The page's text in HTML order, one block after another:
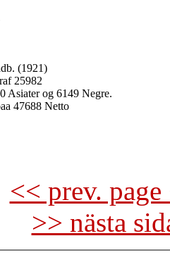
(1921)
25982
Asiater og 6149 Negre.
47688 Netto
<< prev.
>> nästa